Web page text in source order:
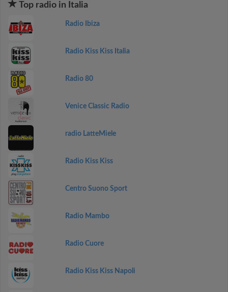
Top radio in Italia
Radio Ibiza
Radio Kiss Kiss Italia
Radio 80
Venice Classic Radio
radio LatteMiele
Radio Kiss Kiss
Centro Suono Sport
Radio Mambo
Radio Cuore
Radio Kiss Kiss Napoli